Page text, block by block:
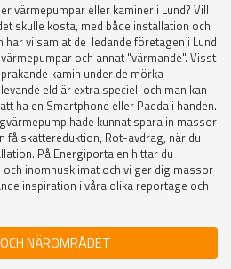
värmepumpar eller kaminer i Lund? Vill
skulle kosta, med både installation och
har vi samlat de ledande företagen i Lund
och annat "värmande". Visst
kamin under de mörka
eld är extra speciell och man kan
ha en Smartphone eller Padda i handen.
hade kunnat spara in massor
få skattereduktion, Rot-avdrag, när du
På Energiportalen hittar du
inomhusklimat och vi ger dig massor
inspiration i våra olika reportage och
NÄROMRÅDET